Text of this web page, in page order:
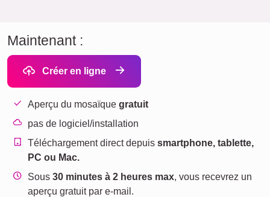
Maintenant :
Créer en ligne
Aperçu du mosaïquegratuit
pas de logiciel/installation
Téléchargement direct depuissmartphone, tablette,
PC ou Mac.
Sous30 minutes à 2 heures max, vous recevrez un
aperçu gratuit par e-mail.